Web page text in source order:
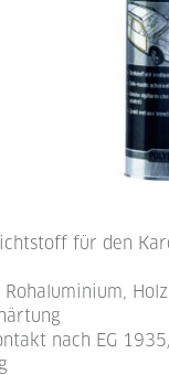
für den
nach EG